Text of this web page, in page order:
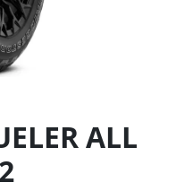
ALL